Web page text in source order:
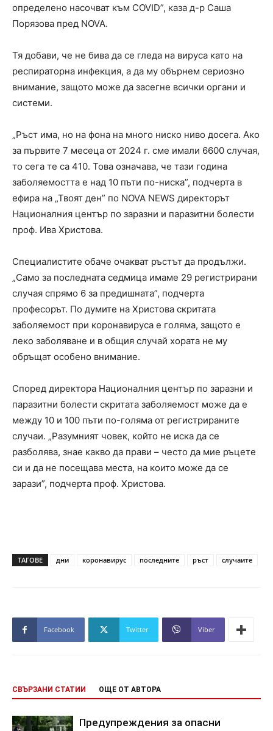
определено насочват към COVID”, каза д-р Саша
Порязова пред NOVA.
Тя добави, че не бива да се гледа на вируса като на
респираторна инфекция, а да му обърнем сериозно
внимание, защото може да засегне всички органи и
системи.
„Ръст има, но на фона на много ниско ниво досега. Ако
за първите 7 месеца от 2024 г. сме имали 6600 случая,
то сега те са 410. Това означава, че тази година
заболяемостта е над 10 пъти по-ниска”, подчерта в
ефира на „Твоят ден” по NOVA NEWS директорът
Националния център по заразни и паразитни болести
проф. Ива Христова.
Специалистите обаче очакват ръстът да продължи.
„Само за последната седмица имаме 29 регистрирани
случая спрямо 6 за предишната”, подчерта
професорът. По думите на Христова скритата
заболяемост при коронавируса е голяма, защото е
леко заболяване и в общия случай хората не му
обръщат особено внимание.
Според директора Националния център по заразни и
паразитни болести скритата заболяемост може да е
между 10 и 100 пъти по-голяма от регистрираните
случаи. „Разумният човек, който не иска да се
разболява, знае какво да прави – често да мие ръцете
си и да не посещава места, на които може да се
зарази”, подчерта проф. Христова.
ТАГОВЕ дни коронавирус последните ръст случаите
Facebook Twitter Viber
СВЪРЗАНИ СТАТИИ ОЩЕ ОТ АВТОРА
Предупреждения за опасни